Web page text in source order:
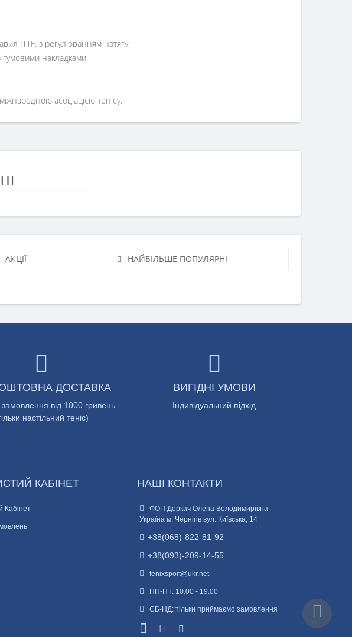
ITTF, з регулюванням натягу.
гумовими накладками.
асоціацією тенісу.
АКЦІЇ НАЙБІЛЬШЕ ПОПУЛЯРНІ
ДОСТАВКА
від 1000 гривень
настільний теніс)
ВИГІДНІ УМОВИ
Індивідуальний підхід
КАБІНЕТ
Кабінет
НАШІ КОНТАКТИ
ФОП Деркач Олена Володимирівна
Україна м. Чернігів вул. Київська, 14
+38(068)-822-81-92
+38(093)-209-14-55
fenixsport@ukr.net
ПН-ПТ: 10:00 - 19:00
СБ-НД: тільки приймаємо замовлення